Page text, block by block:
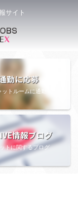
サイト
勤に応募
ットルームに通勤
情報ブログ
ットに関するブログ